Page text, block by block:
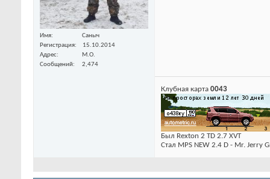
Имя
Саныч
Регистрация
15.10.2014
Адрес
М.О.
Сообщений
2,474
Клубная карта 0043
Был Rexton 2 TD 2.7 XVT
Стал MPS NEW 2.4 D - Mr. Jerry